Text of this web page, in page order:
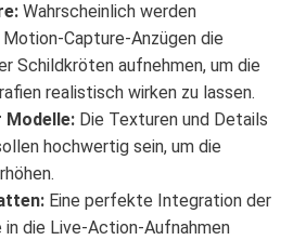
Wahrscheinlich werden
Capture-Anzügen die
Schildkröten aufnehmen, um die
realistisch wirken zu lassen.
Modelle: Die Texturen und Details
hochwertig sein, um die
Eine perfekte Integration der
in die Live-Action-Aufnahmen